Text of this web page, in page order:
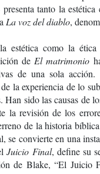
presenta tanto la
La voz del diablo,
estética como la ética
de El matrimonio
de una sola
la experiencia de lo
Han sido las causas de
la revisión de los
de la historia
se convierte en una
Juicio Final, define su
de Blake, “El Juicio